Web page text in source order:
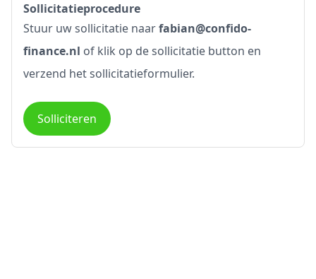
Sollicitatieprocedure
Stuur uw sollicitatie naarfabian@confido-
finance.nl of klik op de sollicitatie button en
verzend het sollicitatieformulier.
Solliciteren